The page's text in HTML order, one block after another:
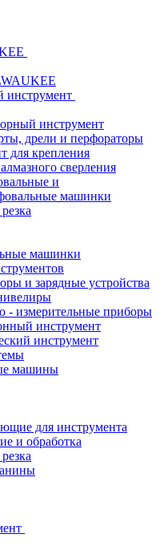
инструмент
инструмент
дрели и перфораторы
для крепления
сверления
и
машинки
машинки
и зарядные устройства
- измерительные приборы
инструмент
инструмент
машины
для инструмента
и обработка